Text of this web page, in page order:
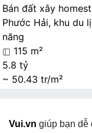
Bán đất xây
Phước Hải, khu du
năng
115 m²
5.8 tỷ
~ 50.43 tr/m²
Vui.vn giúp bạn dễ